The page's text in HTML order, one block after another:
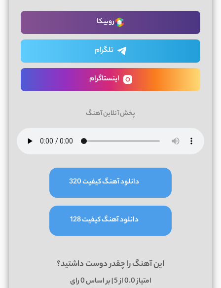
روبیکا
تلگرام
اینستاگرام
پخش آنلاین آهنگ
دانلود آهنگ کیفیت 320
دانلود آهنگ کیفیت 128
این آهنگ را چقدر دوست داشتید؟
امتیاز0.0از 5 | بر اساس 0رای